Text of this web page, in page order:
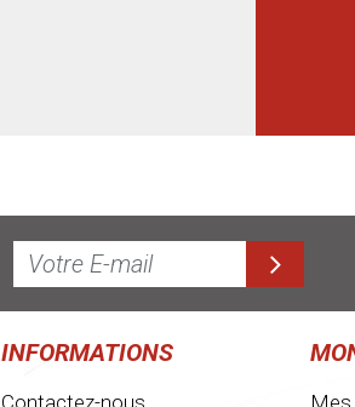
INFORMATIONS
Contactez-nous